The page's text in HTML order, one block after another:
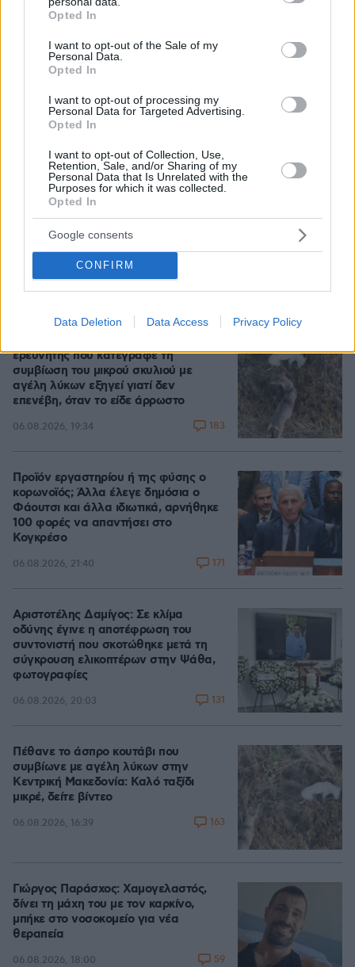
grant or deny consent to Google and its third-party tags to
use your data for below specified purposes in below Google
consent section.
Opted In
I want to opt-out of the Sale of my
Personal Data.
Opted In
I want to opt-out of processing my
Personal Data for Targeted Advertising.
Opted In
I want to opt-out of Collection, Use,
Retention, Sale, and/or Sharing of my
Personal Data that Is Unrelated with the
Purposes for which it was collected.
Opted In
Google consents
CONFIRM
Data Deletion Data Access Privacy Policy
Πώς έγινε η τραγωδία με την νεκρή μητέρα στα
Μάλια: Βούτηξε για να βοηθήσει τη φίλη της και
πνίγηκε, τα παιδιά φώναζαν για βοήθεια
06.08.2026, 21:23
ερευνητής που κατέγραφε τη
συμβίωση του μικρού σκυλιού με
αγέλη λύκων εξηγεί γιατί δεν
επενέβη, όταν το είδε άρρωστο
06.08.2026, 19:34 183
Προϊόν εργαστηρίου ή της φύσης ο
κορωνοϊός; Άλλα έλεγε δημόσια ο
Φάουτσι και άλλα ιδιωτικά, αρνήθηκε
100 φορές να απαντήσει στο
Κογκρέσο
06.08.2026, 21:40 171
Αριστοτέλης Δαμίγος: Σε κλίμα
οδύνης έγινε η αποτέφρωση του
συντονιστή που σκοτώθηκε μετά τη
σύγκρουση ελικοπτέρων στην Ψάθα,
φωτογραφίες
06.08.2026, 20:03 131
Πέθανε το άσπρο κουτάβι που
συμβίωνε με αγέλη λύκων στην
Κεντρική Μακεδονία: Καλό ταξίδι
μικρέ, δείτε βίντεο
06.08.2026, 16:39 163
Γιώργος Παράσχος: Χαμογελαστός,
δίνει τη μάχη του με τον καρκίνο,
μπήκε στο νοσοκομείο για νέα
θεραπεία
06.08.2026, 18:00 59